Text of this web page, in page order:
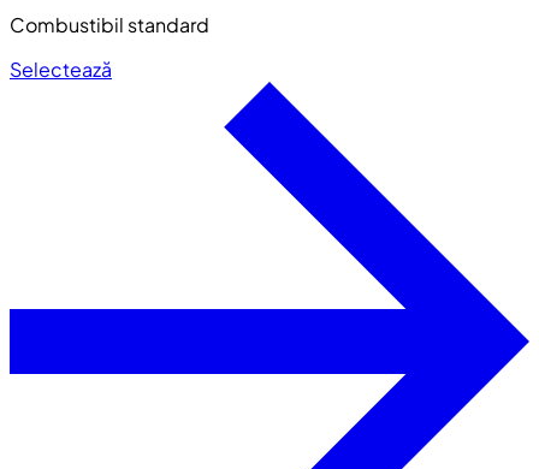
Combustibil standard
Selectează